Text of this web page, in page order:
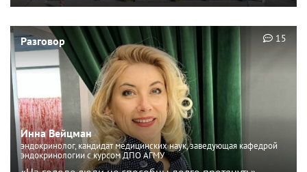
Разговор
Инна Вейцман
эндокринолог, кандидат медицинских наук, заведующая кафедрой
эндокринологии с курсом ДПО АГМУ
15